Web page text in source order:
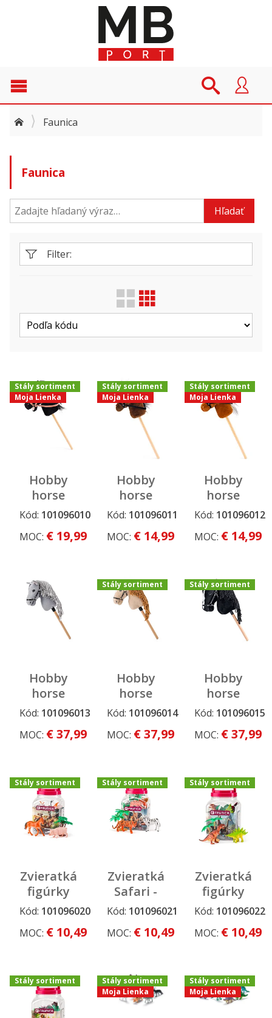
Faunica
Faunica
Hľadať
Filter:
Zobraziť len ...
Výrobca
Hobby
horse
Baron,
kôň na
Stály
sortiment
Moja Lienka
Kód: 101096010
Stály sortiment
Moja Lienka
MOC: € 19,99
Hobby
horse
Bonnie,
hnedá
Stály
sortiment
Moja Lienka
Kód: 101096011
Stály sortiment
Moja Lienka
MOC: € 14,99
Hobby
horse
Scarlet,
hnedá
Stály
sortiment
Moja Lienka
Kód: 101096012
Stály sortiment
Moja Lienka
MOC: € 14,99
Hobby
horse
Apollo,
na tyči,
Kód: 101096013
MOC: € 37,99
Hobby
horse
Gracia,
kobyla na
hriva
Stály
sortiment
Kód: 101096014
Stály sortiment
MOC: € 37,99
Hobby
horse
Cortez,
kôň na
hriva
Stály
sortiment
Kód: 101096015
Stály sortiment
MOC: € 37,99
Zvieratká
figúrky
sada v
tube -
Stály
sortiment
Kód: 101096020
Stály sortiment
MOC: € 10,49
Zvieratká
Safari -
sada
MEGA
Stály
sortiment
Kód: 101096021
Stály sortiment
MOC: € 10,49
Zvieratká
figúrky
sada v
tube -
Stály
sortiment
Kód: 101096022
Stály sortiment
MOC: € 10,49
Stály sortiment
Stály sortiment
Moja Lienka
Stály sortiment
Moja Lienka